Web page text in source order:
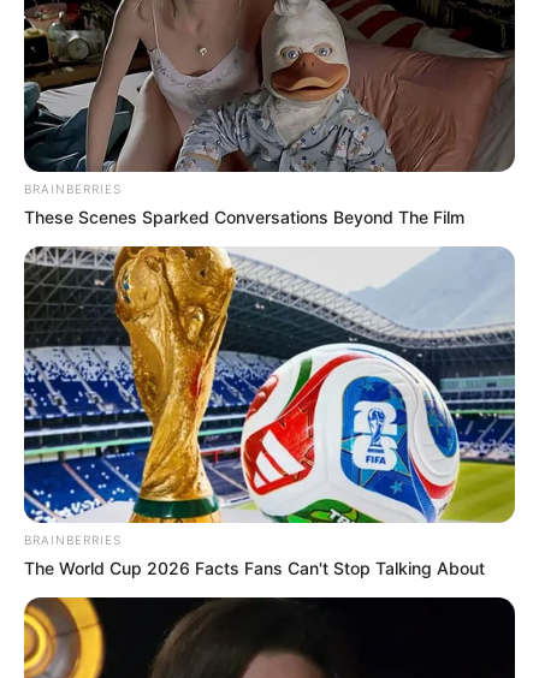
ξαφνικά ένα αυτοκίνητο, την στρίμωξε. Η ίδια
δεν αντέδρασε και τον άφησε να περάσει
κανονικά.
Αυτό όμως ήταν που εξόργισε τον οδηγό και
άρχισε να κάνει περίεργους ελιγμούς στον
δρόμο.
Την άφηνε να τον προσπερνά και στην
συνέχεια έκανε αντικανονικές προσπεράσεις.
Το έκανε μέχρι και την Ερέτρια, μπαίνοντας
στο αντίθετο ρεύμα ενώ ευτύχημα ήταν που
δεν προκάλεσε κάποιο ατύχημα.
Έχει ξεφύγει η παραβατικότητα στους
δρόμους της Εύβοιας
Είτε στους δρόμους, είτε στις διαβάσεις των
πεζών, η κατάσταση έχει ξεφύγει με την
παραβατικότητα να χτυπά κόκκινο.
BRAINBERRIES
These Scenes Sparked Conversations Beyond The Film
BRAINBERRIES
The World Cup 2026 Facts Fans Can't Stop Talking About